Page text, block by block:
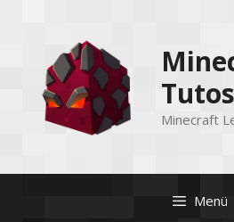
springen
Tutos
Minecraft
Menü